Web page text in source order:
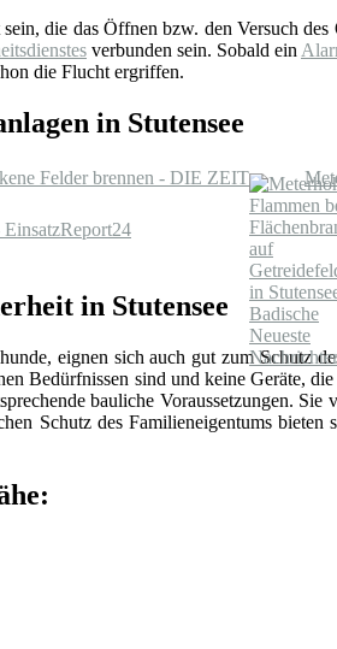
die das Öffnen bzw. den Versuch
verbunden sein. Sobald ein
die Flucht ergriffen.
in Stutensee
Felder brennen - DIE ZEIT
in Stutensee
eignen sich auch gut zum Schutz
Bedürfnissen sind und keine Geräte,
bauliche Voraussetzungen. Sie
Schutz des Familieneigentums bieten